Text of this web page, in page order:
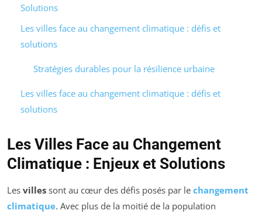
Solutions
Les villes face au changement climatique : défis et
solutions
Stratégies durables pour la résilience urbaine
Les villes face au changement climatique : défis et
solutions
Les Villes Face au Changement
Climatique : Enjeux et Solutions
Les villes sont au cœur des défis posés par le changement
climatique. Avec plus de la moitié de la population